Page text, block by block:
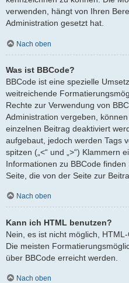
verwenden, hängt von Ihren
Administration gesetzt hat.
Nach oben
Was ist BBCode?
BBCode ist eine spezielle
weitreichende
Rechte zur Verwendung von
Administration vergeben,
einzelnen Beitrag deaktiviert
aufgebaut, jedoch werden Tags
spitzen („<“ und „>“) Klammern
Informationen zu BBCode
Seite, die von der Seite zur
Nach oben
Kann ich HTML benutzen?
Nein, es ist nicht möglich,
Die meisten
über BBCode erreicht werden.
Nach oben